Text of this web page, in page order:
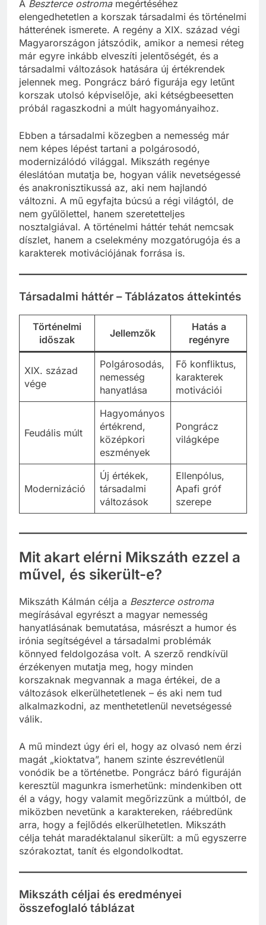
A Beszterce ostromamegértéséhez
elengedhetetlen a korszak társadalmi és történelmi
hátterének ismerete. A regény a XIX. század végi
Magyarországon játszódik, amikor a nemesi réteg
már egyre inkább elveszíti jelentőségét, és a
társadalmi változások hatására új értékrendek
jelennek meg. Pongrácz báró figurája egy letűnt
korszak utolsó képviselője, aki kétségbeesetten
próbál ragaszkodni a múlt hagyományaihoz.
Ebben a társadalmi közegben a nemesség már
nem képes lépést tartani a polgárosodó,
modernizálódó világgal. Mikszáth regénye
éleslátóan mutatja be, hogyan válik nevetségessé
és anakronisztikussá az, aki nem hajlandó
változni. A mű egyfajta búcsú a régi világtól, de
nem gyűlölettel, hanem szeretetteljes
nosztalgiával. A történelmi háttér tehát nemcsak
díszlet, hanem a cselekmény mozgatórugója és a
karakterek motivációjának forrása is.
Társadalmi háttér – Táblázatos áttekintés
Történelmi
időszak
Jellemzők
Hatás a
regényre
XIX. század
vége
Polgárosodás,
nemesség
hanyatlása
Fő konfliktus,
karakterek
motivációi
Feudális múlt
Hagyományos
értékrend,
középkori
eszmények
Pongrácz
világképe
Modernizáció
Új értékek,
társadalmi
változások
Ellenpólus,
Apafi gróf
szerepe
Mit akart elérni Mikszáth ezzel a
művel, és sikerült-e?
Mikszáth Kálmán célja a Beszterce ostroma
megírásával egyrészt a magyar nemesség
hanyatlásának bemutatása, másrészt a humor és
irónia segítségével a társadalmi problémák
könnyed feldolgozása volt. A szerző rendkívül
érzékenyen mutatja meg, hogy minden
korszaknak megvannak a maga értékei, de a
változások elkerülhetetlenek – és aki nem tud
alkalmazkodni, az menthetetlenül nevetségessé
válik.
A mű mindezt úgy éri el, hogy az olvasó nem érzi
magát „kioktatva”, hanem szinte észrevétlenül
vonódik be a történetbe. Pongrácz báró figuráján
keresztül magunkra ismerhetünk: mindenkiben ott
él a vágy, hogy valamit megőrizzünk a múltból, de
miközben nevetünk a karaktereken, ráébredünk
arra, hogy a fejlődés elkerülhetetlen. Mikszáth
célja tehát maradéktalanul sikerült: a mű egyszerre
szórakoztat, tanít és elgondolkodtat.
Mikszáth céljai és eredményei
összefoglaló táblázat